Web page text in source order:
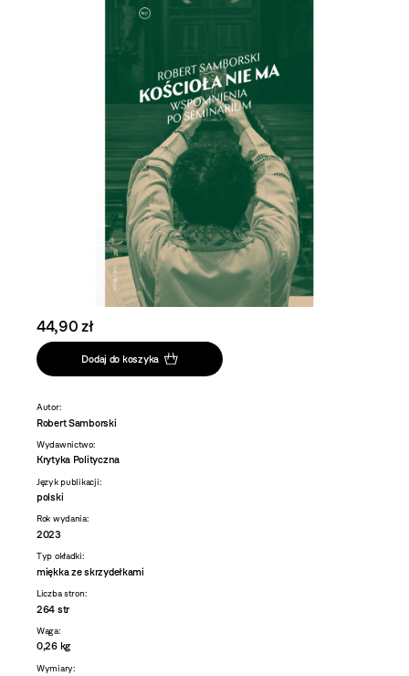
44,90 zł
Dodaj do koszyka
Autor:
Robert Samborski
Wydawnictwo:
Krytyka Polityczna
Język publikacji:
polski
Rok wydania:
2023
Typ okładki:
miękka ze skrzydełkami
Liczba stron:
264 str
Waga:
0,26 kg
Wymiary: